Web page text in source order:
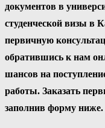
документов в
студенческой визы в
первичную
обратившись к нам
шансов на
работы. Заказать
заполнив форму ниже.